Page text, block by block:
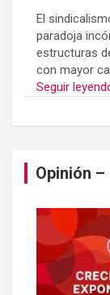
El
paradoja
estructuras
con mayor
Seguir
Opinión